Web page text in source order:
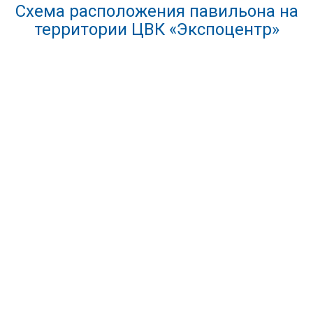
Схема расположения павильона на
территории ЦВК «Экспоцентр»